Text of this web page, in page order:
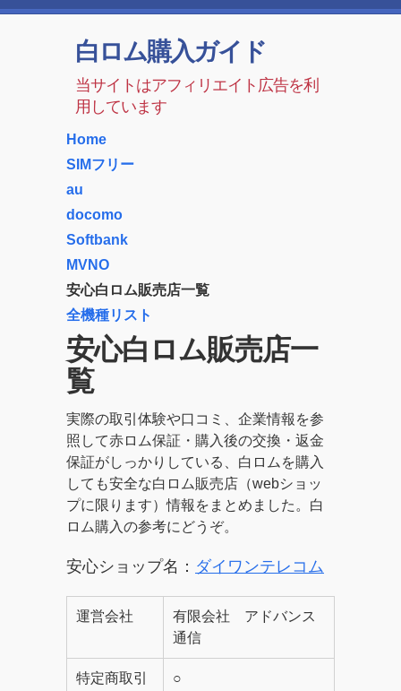
白ロム購入ガイド
当サイトはアフィリエイト広告を利
用しています
Home
SIMフリー
au
docomo
Softbank
MVNO
安心白ロム販売店一覧
全機種リスト
安心白ロム販売店一
覧
実際の取引体験や口コミ、企業情報を参
照して赤ロム保証・購入後の交換・返金
保証がしっかりしている、白ロムを購入
しても安全な白ロム販売店（webショッ
プに限ります）情報をまとめました。白
ロム購入の参考にどうぞ。
安心ショップ名： ダイワンテレコム
運営会社
有限会社 アドバンス
通信
特定商取引
○